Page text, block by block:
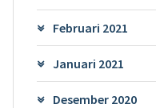
Februari 2021
Januari 2021
Desember 2020